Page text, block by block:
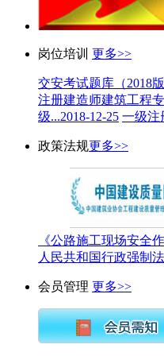
岗位培训 更多>>
交安考试题库（2018版
注册建造师建筑工程
级...2018-12-25 一级注
政策法规更多>>
《公路施工现场安全
人民共和国行政强制法
会员管理 更多>>